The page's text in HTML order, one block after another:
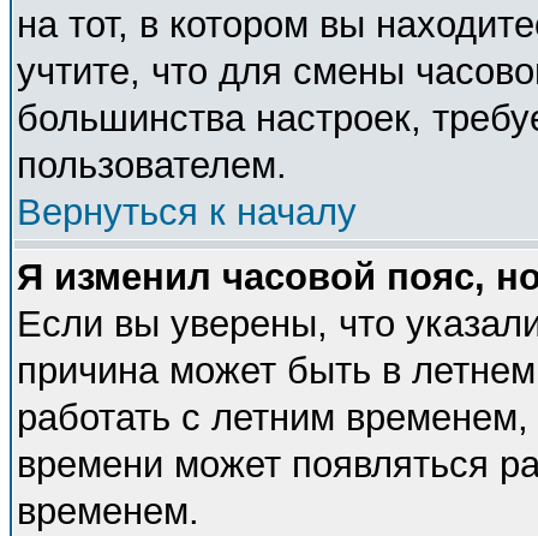
на тот, в котором вы
учтите, что для смены
большинства настроек,
пользователем.
Вернуться к началу
Я изменил часовой пояс,
Если вы уверены, что
причина может быть в
работать с летним временем,
времени может появляться
временем.